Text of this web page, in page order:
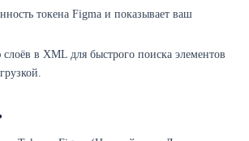
токена Figma и показывает ваш
в XML для быстрого поиска элементов